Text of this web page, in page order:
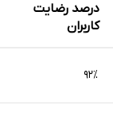
درصد رضایت
کاربران
۹۲%